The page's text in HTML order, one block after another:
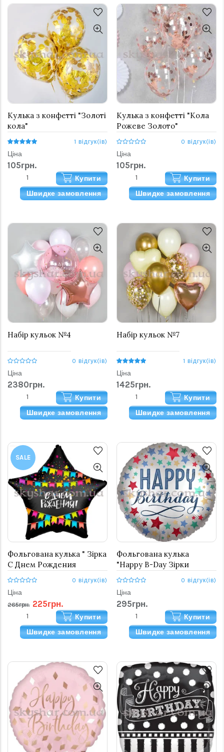
Кулька з конфетті "Золоті
кола"
1 відгук(ів)
Ціна
105грн.
Купити
Швидке замовлення
Кулька з конфетті "Кола
Рожеве Золото"
0 відгук(ів)
Ціна
105грн.
Купити
Швидке замовлення
Набір кульок №4
0 відгук(ів)
Ціна
2380грн.
Купити
Швидке замовлення
Набір кульок №7
1 відгук(ів)
Ціна
1425грн.
Купити
Швидке замовлення
SALE
Фольгована кулька " Зірка
С Днем Рождения
Флажки"
0 відгук(ів)
Ціна
265грн. 225грн.
Купити
Швидке замовлення
Фольгована кулька
"Happy B-Day Зірки
Сатин"
0 відгук(ів)
Ціна
295грн.
Купити
Швидке замовлення